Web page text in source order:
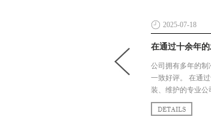
2025-07-18
在通过十余年
公司拥有多年的制
一致好评。 在通
装、维护的专业公